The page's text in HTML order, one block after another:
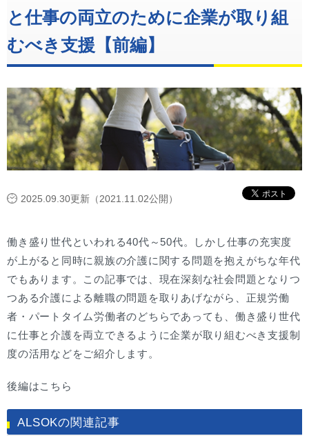
と仕事の両立のために企業が取り組
むべき支援【前編】
2025.09.30更新（2021.11.02公開）
働き盛り世代といわれる40代～50代。しかし仕事の充実度
が上がると同時に親族の介護に関する問題を抱えがちな年代
でもあります。この記事では、現在深刻な社会問題となりつ
つある介護による離職の問題を取りあげながら、正規労働
者・パートタイム労働者のどちらであっても、働き盛り世代
に仕事と介護を両立できるように企業が取り組むべき支援制
度の活用などをご紹介します。
後編はこちら
ALSOKの関連記事